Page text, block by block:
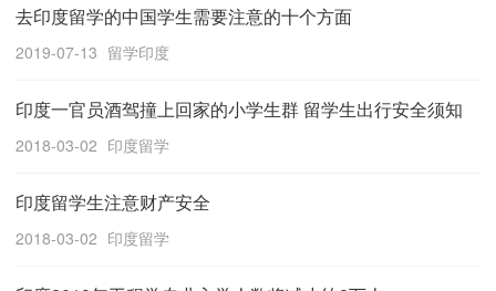
去印度留学的中国学生需要注意的十个方面
2019-07-13 留学印度
印度一官员酒驾撞上回家的小学生群 留学生出行安全须知
2018-03-02 印度留学
印度留学生注意财产安全
2018-03-02 印度留学